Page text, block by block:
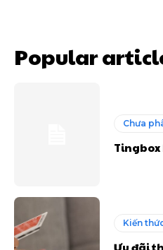
Popular
Chưa
Tingbox
Kiến
Ưu đãi